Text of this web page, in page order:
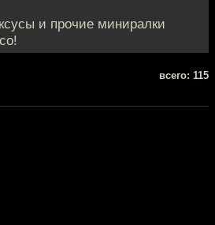
и прочие миниралки
всего: 115